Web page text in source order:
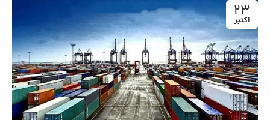
23
اکتبر